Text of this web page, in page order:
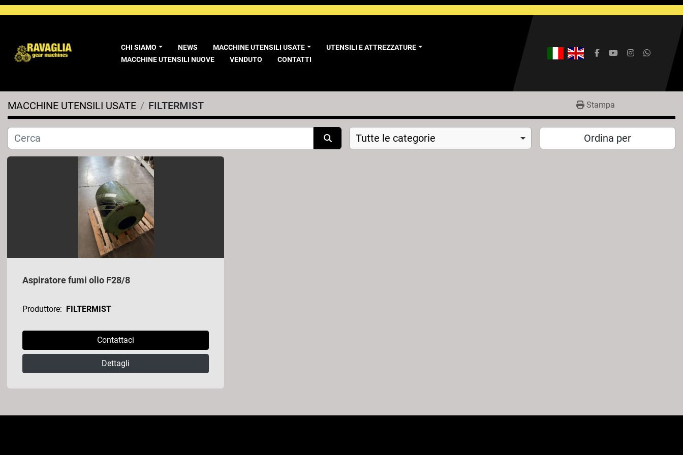
CHI SIAMO MACCHINE UTENSILI USATE UTENSILI E ATTREZZATURE
NEWS
MACCHINE UTENSILI NUOVE
VENDUTO CONTATTI
facebookyoutubeinstagram
MACCHINE UTENSILI USATE FILTERMIST Stampa
Tutte le categorie Ordina per
Aspiratore fumi olio F28/8
Produttore: FILTERMIST
Contattaci
Dettagli